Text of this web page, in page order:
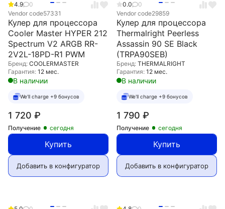
4.9
0
Vendor code57331
Кулер для процессора
Cooler Master HYPER 212
Spectrum V2 ARGB RR-
2V2L-18PD-R1 PWM
Бренд: COOLERMASTER
Гарантия: 12 мес.
В наличии
We'll charge +9 бонусов
1 720 ₽
Получение сегодня
Купить
Добавить в конфигуратор
0.0
0
Vendor code29859
Кулер для процессора
Thermalright Peerless
Assassin 90 SE Black
(TRPA90SEB)
Бренд: THERMALRIGHT
Гарантия: 12 мес.
В наличии
We'll charge +9 бонусов
1 790 ₽
Получение сегодня
Купить
Добавить в конфигуратор